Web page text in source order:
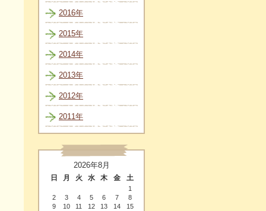
2016年
2015年
2014年
2013年
2012年
2011年
2026年8月
日 月 火 水 木 金 土
1
2
3 4 5 6 7
8
9
10 11 12 13 14
15